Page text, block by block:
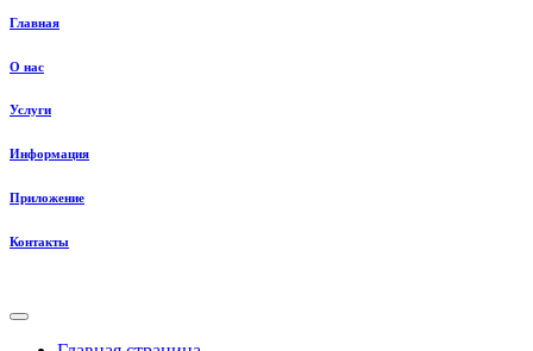
Главная
О нас
Услуги
Информация
Приложение
Контакты